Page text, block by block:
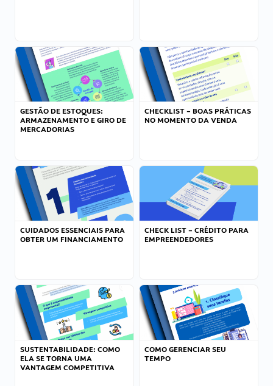
GESTÃO DE ESTOQUES:
ARMAZENAMENTO E GIRO DE
MERCADORIAS
CHECKLIST – BOAS PRÁTICAS
NO MOMENTO DA VENDA
CUIDADOS ESSENCIAIS PARA
OBTER UM FINANCIAMENTO
CHECK LIST – CRÉDITO PARA
EMPREENDEDORES
SUSTENTABILIDADE: COMO
ELA SE TORNA UMA
VANTAGEM COMPETITIVA
COMO GERENCIAR SEU
TEMPO